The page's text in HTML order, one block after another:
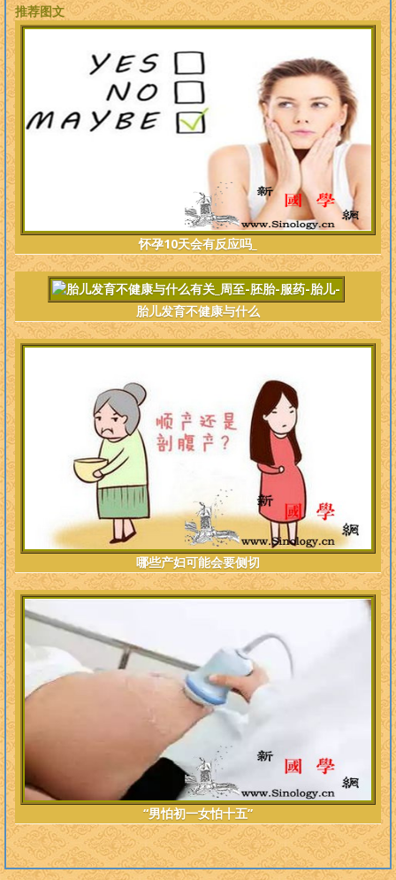
推荐图文
怀孕10天会有反应吗_
胎儿发育不健康与什么
哪些产妇可能会要侧切
“男怕初一女怕十五”